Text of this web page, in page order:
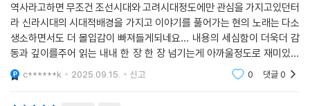
역사라고하면 무조건 조선시대와 고려시대정도에만 관심을 가지고있던터
라 신라시대의 시대적배경을 가지고 이야기를 풀어가는 현의 노래는 다소
생소하면서도 더 몰입감이 빠져들게되네요… 내용의 세심함이 더욱더 감
동과 깊이를주어 읽는 내내 한 장 한 장 넘기는게 아까울정도로 재미있게
읽게됩니다.
c******k 2025.09.15. 신고 0 댓글0